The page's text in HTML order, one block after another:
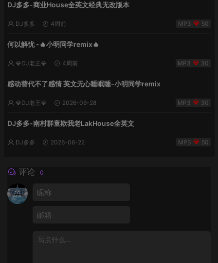
DJ多多-商业House全英文经典无改版本
DJ多多 4周前 50
何以解忧 -🔥小明同学remix🔥
💎DJ老王💎 4周前 30
感动替代不了感情 英文无心睡眠睡-小明同学remix
💎DJ老王💎 2026-06-28 30
DJ多多-南村群童欺我老LakHouse全英文
DJ多多 2026-06-22 50
评论 0